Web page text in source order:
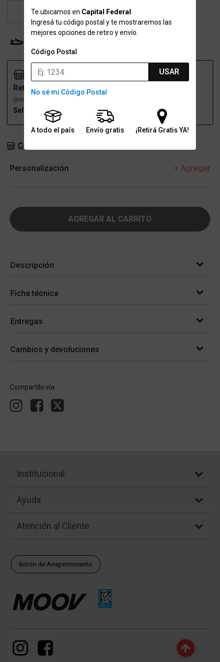
Te ubicamos en Capital Federal
Ingresá tu código postal y te mostraremos las
mejores opciones de retiro y envío.
Código Postal
USAR
No sé mi Código Postal
A todo el país Envío gratis ¡Retirá Gratis YA!
43 43.5 44
Retiro
(por una sucursal)
Seleccioná talle Seleccioná talle
Consultar stock en sucursales
Personalización + Agregar
AGREGAR AL CARRITO
Descripción
Ficha técnica
Entregas
Cambios y devoluciones
Compartílo vía
Institucional
Ayuda
Atención al Cliente
Botón de Arrepentimiento